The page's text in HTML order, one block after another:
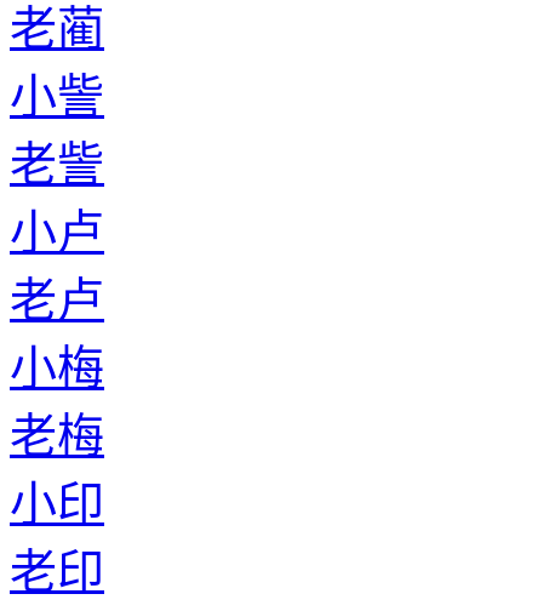
老蔺
小訾
老訾
小卢
老卢
小梅
老梅
小印
老印